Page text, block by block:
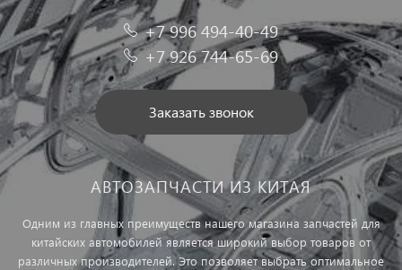
+7 996 494-40-49
+7 926 744-65-69
Заказать звонок
АВТОЗАПЧАСТИ ИЗ КИТАЯ
Одним из главных преимуществ нашего магазина запчастей для
китайских автомобилей является широкий выбор товаров от
различных производителей. Это позволяет выбрать оптимальное